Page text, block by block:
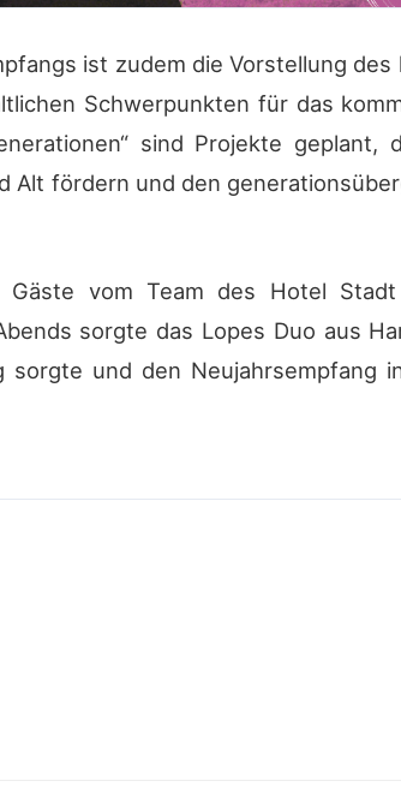
ist zudem die Vorstellung
Schwerpunkten für das
sind Projekte geplant,
Alt fördern und den
Gäste vom Team des Hotel
sorgte das Lopes Duo aus
sorgte und den Neujahrsempfang